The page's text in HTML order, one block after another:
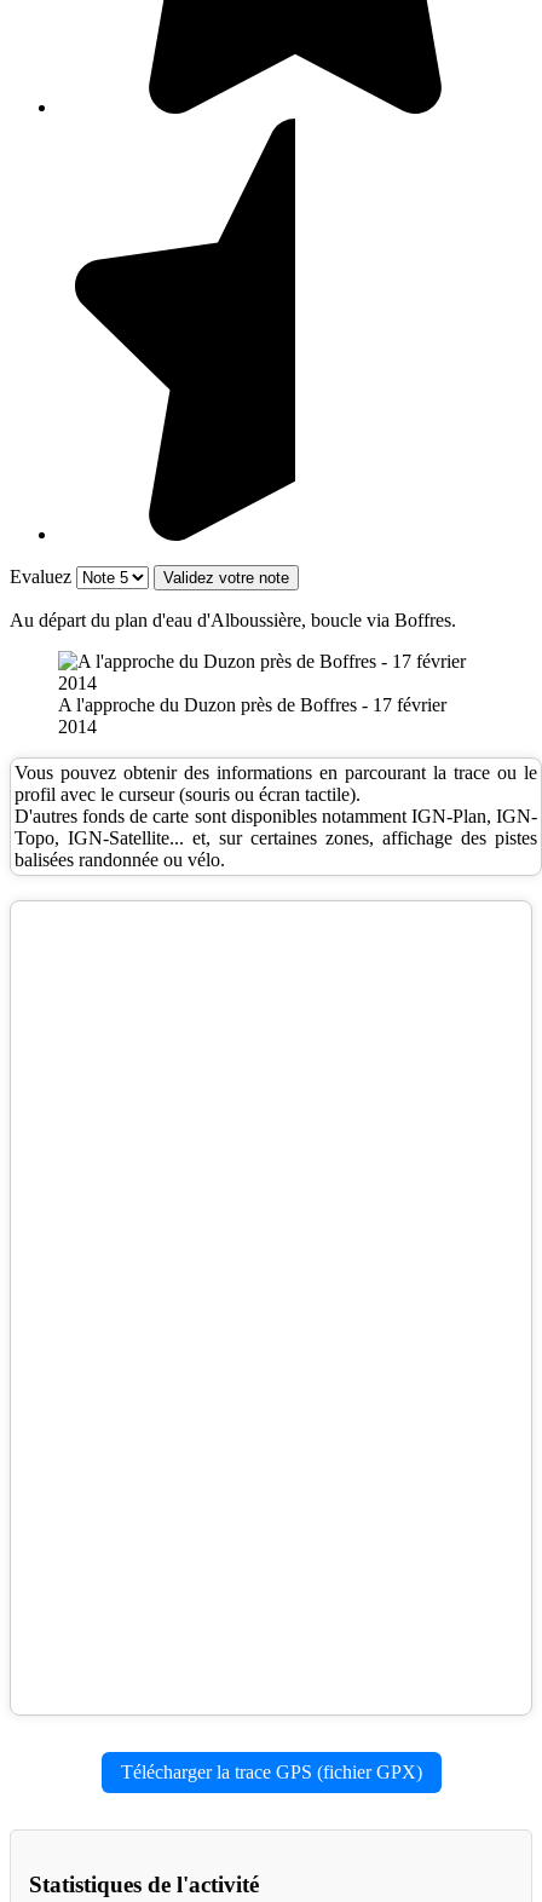
Evaluez
Au départ du plan d'eau d'Alboussière, boucle via Boffres.
A l'approche du Duzon près de Boffres - 17 février
2014
Vous pouvez obtenir des informations en parcourant la trace ou le
profil avec le curseur (souris ou écran tactile).
D'autres fonds de carte sont disponibles notamment IGN-Plan, IGN-
Topo, IGN-Satellite... et, sur certaines zones, affichage des pistes
balisées randonnée ou vélo.
Télécharger la trace GPS (fichier GPX)
Statistiques de l'activité